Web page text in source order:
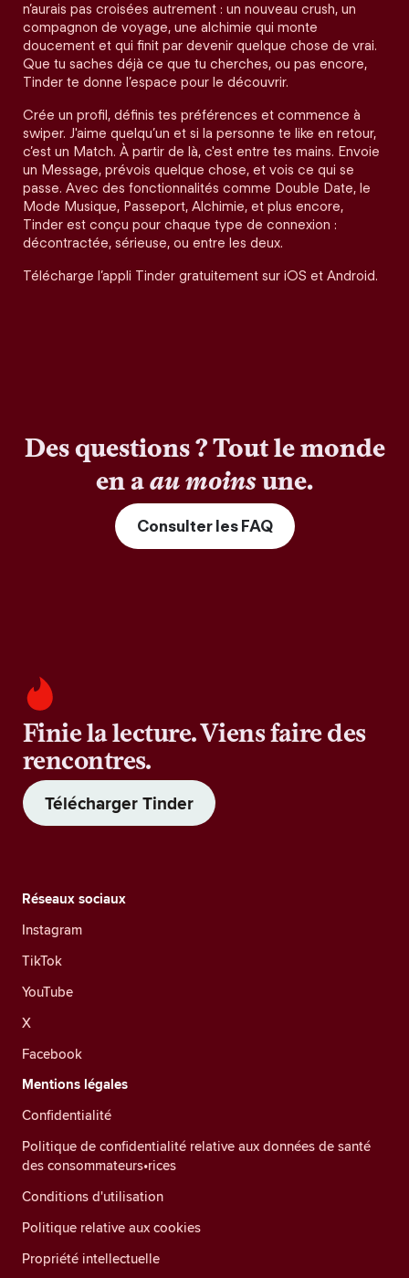
n’aurais pas croisées autrement : un nouveau crush, un
compagnon de voyage, une alchimie qui monte
doucement et qui finit par devenir quelque chose de vrai.
Que tu saches déjà ce que tu cherches, ou pas encore,
Tinder te donne l’espace pour le découvrir.
Crée un profil, définis tes préférences et commence à
swiper. J'aime quelqu’un et si la personne te like en retour,
c’est un Match. À partir de là, c'est entre tes mains. Envoie
un Message, prévois quelque chose, et vois ce qui se
passe. Avec des fonctionnalités comme Double Date, le
Mode Musique, Passeport, Alchimie, et plus encore,
Tinder est conçu pour chaque type de connexion :
décontractée, sérieuse, ou entre les deux.
Télécharge l’appli Tinder gratuitement sur iOS et Android.
Des questions ? Tout le monde
en aau moinsune.
Consulter les FAQ
Finie la lecture. Viens faire des
rencontres.
Télécharger Tinder
Réseaux sociaux
Instagram
TikTok
YouTube
X
Facebook
Mentions légales
Confidentialité
Politique de confidentialité relative aux données de santé
des consommateurs•rices
Conditions d'utilisation
Politique relative aux cookies
Propriété intellectuelle